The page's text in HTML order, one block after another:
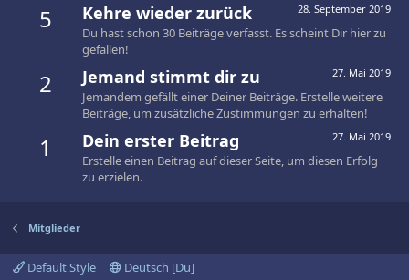
5 28. September 2019
Kehre wieder zurück
Du hast schon 30 Beiträge verfasst. Es scheint Dir hier zu
gefallen!
2 27. Mai 2019
Jemand stimmt dir zu
Jemandem gefällt einer Deiner Beiträge. Erstelle weitere
Beiträge, um zusätzliche Zustimmungen zu erhalten!
1 27. Mai 2019
Dein erster Beitrag
Erstelle einen Beitrag auf dieser Seite, um diesen Erfolg
zu erzielen.
Mitglieder
Default Style Deutsch [Du]